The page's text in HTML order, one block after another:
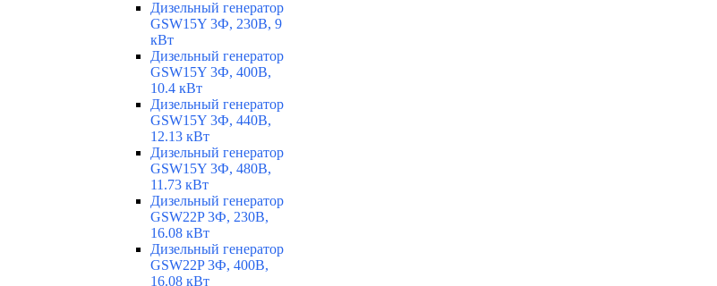
Дизельный генератор
GSW15Y 3Ф, 230В, 9
кВт
Дизельный генератор
GSW15Y 3Ф, 400В,
10.4 кВт
Дизельный генератор
GSW15Y 3Ф, 440В,
12.13 кВт
Дизельный генератор
GSW15Y 3Ф, 480В,
11.73 кВт
Дизельный генератор
GSW22P 3Ф, 230В,
16.08 кВт
Дизельный генератор
GSW22P 3Ф, 400В,
16.08 кВт